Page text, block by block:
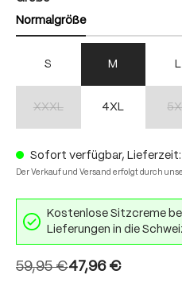
Normalgröße
S M L
XXXL 4XL
Sofort verfügbar,
Der Verkauf und Versand erfolgt durch
Kostenlose Sitzcreme
Lieferungen in die
47,96 €
59,95 €